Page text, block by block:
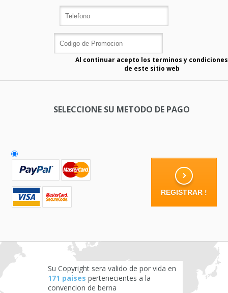
Al continuar acepto los terminos y condiciones
de este sitio web
SELECCIONE SU METODO DE PAGO
Su Copyright sera valido de por vida en
171 paises pertenecientes a la
convencion de berna